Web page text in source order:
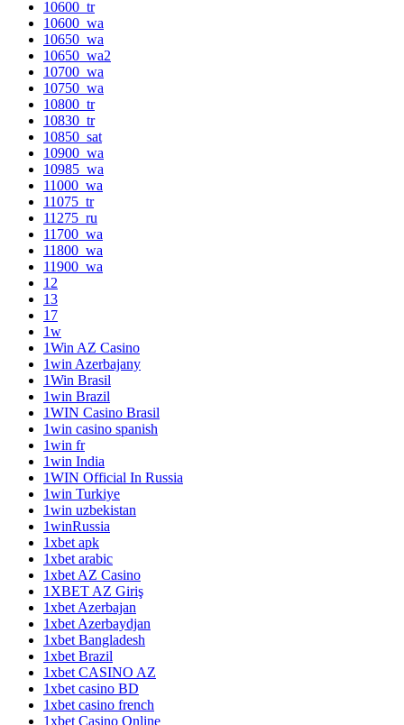
10600_tr
10600_wa
10650_wa
10650_wa2
10700_wa
10750_wa
10800_tr
10830_tr
10850_sat
10900_wa
10985_wa
11000_wa
11075_tr
11275_ru
11700_wa
11800_wa
11900_wa
12
13
17
1w
1Win AZ Casino
1win Azerbajany
1Win Brasil
1win Brazil
1WIN Casino Brasil
1win casino spanish
1win fr
1win India
1WIN Official In Russia
1win Turkiye
1win uzbekistan
1winRussia
1xbet apk
1xbet arabic
1xbet AZ Casino
1XBET AZ Giriş
1xbet Azerbajan
1xbet Azerbaydjan
1xbet Bangladesh
1xbet Brazil
1xbet CASINO AZ
1xbet casino BD
1xbet casino french
1xbet Casino Online